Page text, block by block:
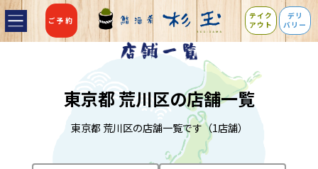
ご予約
テイク
アウト
デリ
バリー
東京都 荒川区の店舗一覧
東京都 荒川区の店舗一覧です（1店舗）